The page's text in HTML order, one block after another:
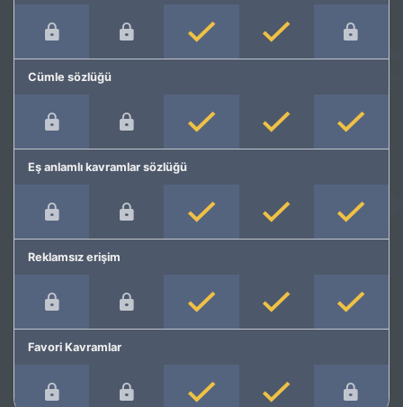
Cümle sözlüğü
Eş anlamlı kavramlar sözlüğü
Reklamsız erişim
Favori Kavramlar